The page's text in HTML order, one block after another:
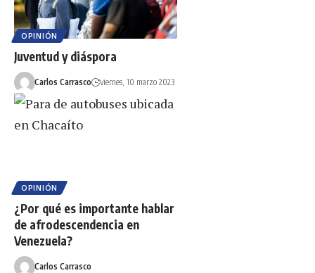
OPINIÓN
Juventud y diáspora
Carlos Carrasco viernes, 10 marzo 2023
OPINIÓN
¿Por qué es importante hablar
de afrodescendencia en
Venezuela?
Carlos Carrasco